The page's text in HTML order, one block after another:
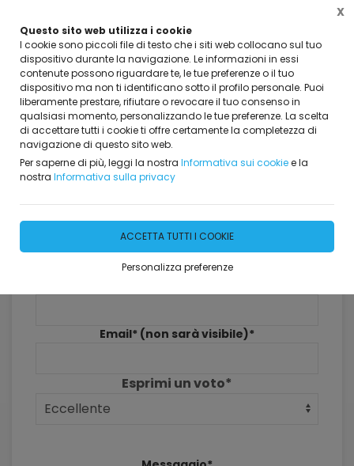
Questo sito web utilizza i cookie
I cookie sono piccoli file di testo che i siti web collocano sul tuo
dispositivo durante la navigazione. Le informazioni in essi
contenute possono riguardare te, le tue preferenze o il tuo
dispositivo ma non ti identificano sotto il profilo personale. Puoi
liberamente prestare, rifiutare o revocare il tuo consenso in
qualsiasi momento, personalizzando le tue preferenze. La scelta
di accettare tutti i cookie ti offre certamente la completezza di
navigazione di questo sito web.
Per saperne di più, leggi la nostra Informativa sui cookiee la
nostra Informativa sulla privacy
ACCETTA TUTTI I COOKIE
Personalizza preferenze
X
Home Dicono di Noi
Dicono di Noi
Lascia il tuo commento
Email* (non sarà visibile)*
Esprimi un voto*